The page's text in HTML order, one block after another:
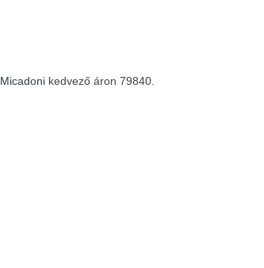
Micadoni kedvező áron 79840.